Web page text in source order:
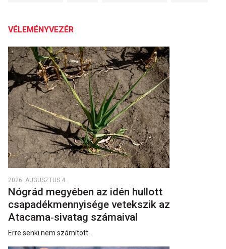
VÉLEMÉNYVEZÉR
2026. AUGUSZTUS 4.
Nógrád megyében az idén hullott
csapadékmennyisége vetekszik az
Atacama‑sivatag számaival
Erre senki nem számított.